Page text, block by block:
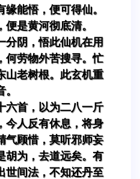
能悟，便可得仙。
是黄河彻底清。
分阴，悟此仙机在用
何劳物外苦搜寻。忙
山老树根。此玄机重
六首，以为二八一斤
今人反有休息，将身
气顾惜，莫听邪师妄
胡为，去道远矣。有
世间法，不知还丹至